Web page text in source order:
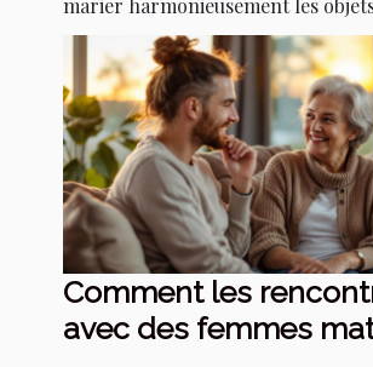
marier harmonieusement les
Comment les
avec des femmes